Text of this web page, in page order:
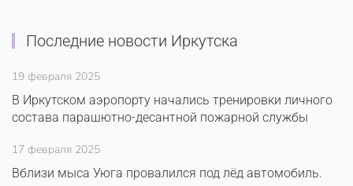
Последние новости Иркутска
19 февраля 2025
В Иркутском аэропорту начались тренировки личного
состава парашютно-десантной пожарной службы
17 февраля 2025
Вблизи мыса Уюга провалился под лёд автомобиль.